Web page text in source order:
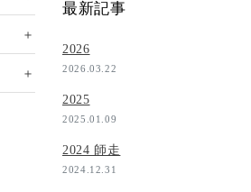
＋
＋
最新記事
2026
2026.03.22
2025
2025.01.09
2024 師走
2024.12.31